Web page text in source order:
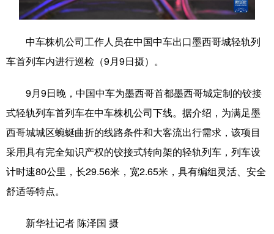
学术中国 乡村振兴 银龄 溯源中国
彩票 娱乐
文化产业
地方频道
中车株机公司工作人员在中国中车出口墨西哥城轻轨列
车首列车内进行巡检（9月9日摄）。
9月9日晚，中国中车为墨西哥首都墨西哥城定制的铰接
式轻轨列车首列车在中车株机公司下线。据介绍，为满足墨
西哥城城区蜿蜒曲折的线路条件和大客流出行需求，该项目
采用具有完全知识产权的铰接式转向架的轻轨列车，列车设
计时速80公里，长29.56米，宽2.65米，具有编组灵活、安全
舒适等特点。
新华社记者 陈泽国 摄